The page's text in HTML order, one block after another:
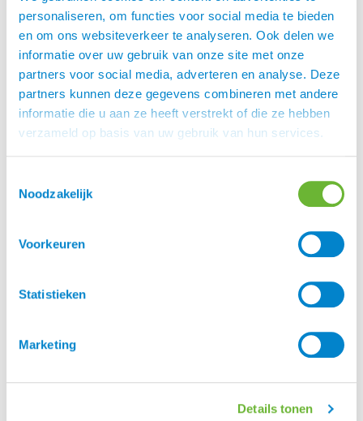
personaliseren, om functies voor social media te bieden
en om ons websiteverkeer te analyseren. Ook delen we
informatie over uw gebruik van onze site met onze
partners voor social media, adverteren en analyse. Deze
partners kunnen deze gegevens combineren met andere
informatie die u aan ze heeft verstrekt of die ze hebben
verzameld op basis van uw gebruik van hun services.
Noodzakelijk
Voorkeuren
Statistieken
Marketing
Details tonen
Passen van een zadel
Het passen van een zadel valt en staat echter ook
een met de bekwaamheid van de zadelpasser. De
juiste lengte en breedte, zowel de wol die goed aan
de rug van het paard moet worden aangepast,
bepalen of het zadel goed blijft liggen.
opleiding en certificaat is daarom altijd aan te
raden. Heeft een zadel geen verwisselbaar
aan te passen. Dit kunnen wij ter plaatse doen,
Opties
kleuren, diverse leersoorten met daarbij passende
biezen en stiksels. Dit model is leverbaar van 16
t/m 18,5 inch. Informeer hier naar bij Hans van
Dijk, onze zadelpasser. Wij hebben een aantal